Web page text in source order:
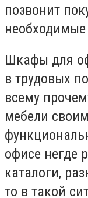
позвонит
Шкафы для
в трудовых
всему
мебели
офисе негде
каталоги,
то в такой